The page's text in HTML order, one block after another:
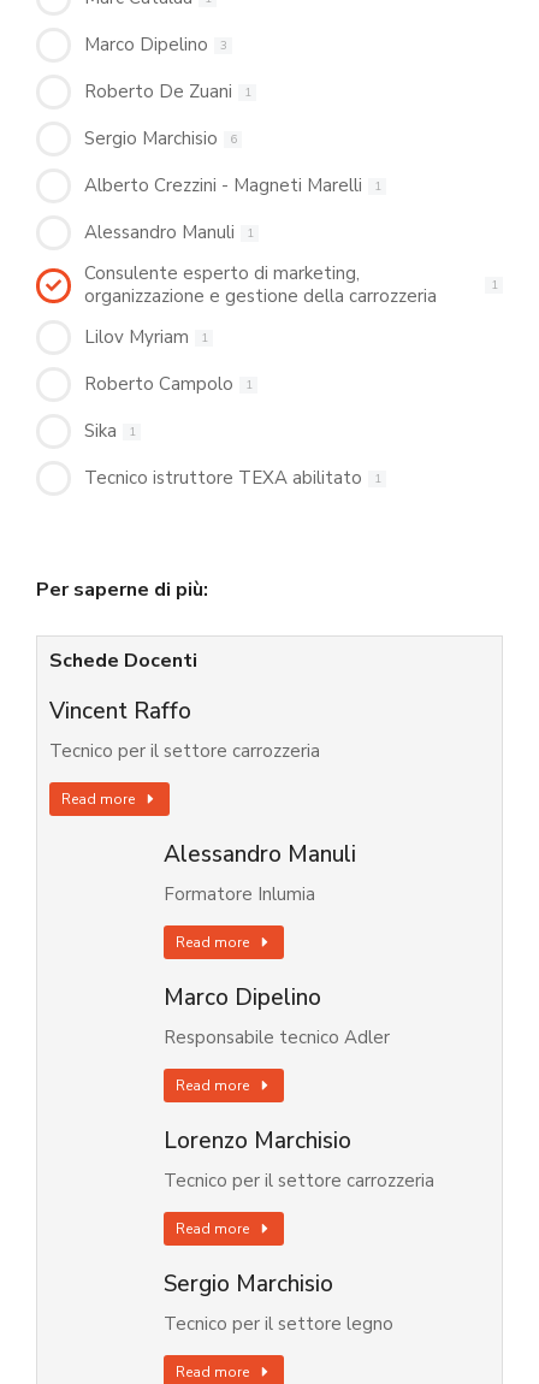
Marco Dipelino 3
Roberto De Zuani 1
Sergio Marchisio 6
Alberto Crezzini - Magneti Marelli 1
Alessandro Manuli 1
Consulente esperto di marketing,
organizzazione e gestione della carrozzeria
1
Lilov Myriam 1
Roberto Campolo 1
Sika 1
Tecnico istruttore TEXA abilitato 1
Per saperne di più:
Schede Docenti
Vincent Raffo
Tecnico per il settore carrozzeria
Read more
Alessandro Manuli
Formatore Inlumia
Read more
Marco Dipelino
Responsabile tecnico Adler
Read more
Lorenzo Marchisio
Tecnico per il settore carrozzeria
Read more
Sergio Marchisio
Tecnico per il settore legno
Read more